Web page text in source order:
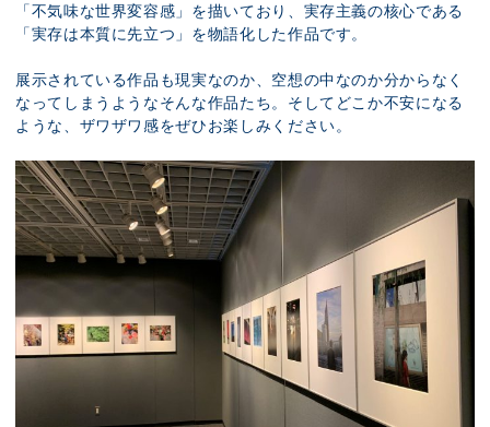
「不気味な世界変容感」を描いており、実存主義の核心である
「実存は本質に先立つ」を物語化した作品です。
展示されている作品も現実なのか、空想の中なのか分からなく
なってしまうようなそんな作品たち。そしてどこか不安になる
ような、ザワザワ感をぜひお楽しみください。